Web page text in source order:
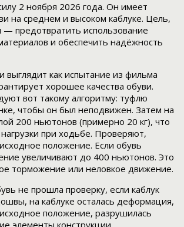
2 ноября 2026 года. Он имеет
на среднем и высоком каблуке. Цель,
— предотвратить использование
и обеспечить надёжность
выглядит как испытание из фильма
хорошее качества обуви.
вот такому алгоритму: туфлю
чтобы он был неподвижен. Затем на
200 ньютонов (примерно 20 кг), что
при ходьбе. Проверяют,
положение. Если обувь
увеличивают до 400 ньютонов. Это
торможение или неловкое движение.
не прошла проверку, если каблук
на каблуке осталась деформация,
положение, разрушилась